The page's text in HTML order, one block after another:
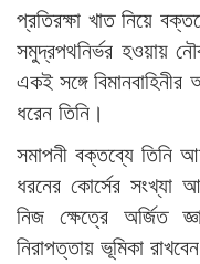
প্রতিরক্ষা খাত নিয়ে
সমুদ্রপথনির্ভর হওয়ায়
একই সঙ্গে
ধরেন তিনি।
সমাপনী বক্তব্যে তিনি
ধরনের কোর্সের সংখ্যা
নিজ ক্ষেত্রে অর্জিত
নিরাপত্তায় ভূমিকা